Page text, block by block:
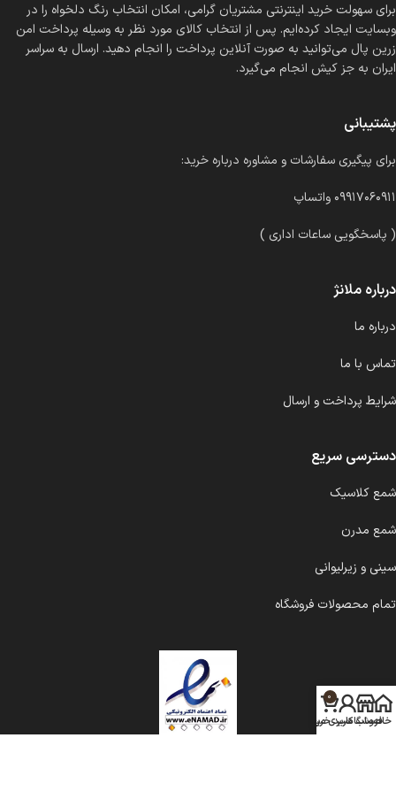
برای سهولت خرید اینترنتی مشتریان گرامی، امکان انتخاب رنگ دلخواه را در
وبسایت ایجاد کرده‌ایم. پس از انتخاب کالای مورد نظر به وسیله پرداخت امن
زرین پال می‌توانید به صورت آنلاین پرداخت را انجام دهید. ارسال به سراسر
ایران به جز کیش انجام می‌گیرد.
پشتیبانی
برای پیگیری سفارشات و مشاوره درباره خرید:
۰۹۹۱۷۰۶۰۹۱۱ واتساپ
( پاسخگویی ساعات اداری )
درباره ملانژ
درباره ما
تماس با ما
شرایط پرداخت و ارسال
دسترسی سریع
شمع کلاسیک
شمع مدرن
سینی و زیرلیوانی
تمام محصولات فروشگاه
خانهفروشگاه
حساب کاربری من
0
سبد خرید